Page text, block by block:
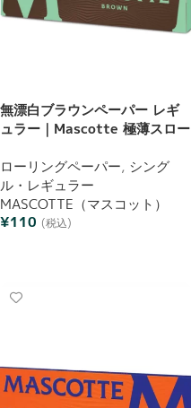
無漂白ブラウンペーパー レギ
ュラー｜Mascotte 極薄スロー
ローリングペーパー, シング
ル・レギュラー
MASCOTTE（マスコット）
¥110 (税込)